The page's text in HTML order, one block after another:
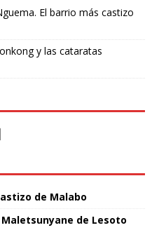
El barrio más castizo
y las cataratas
de Malabo
de Lesoto